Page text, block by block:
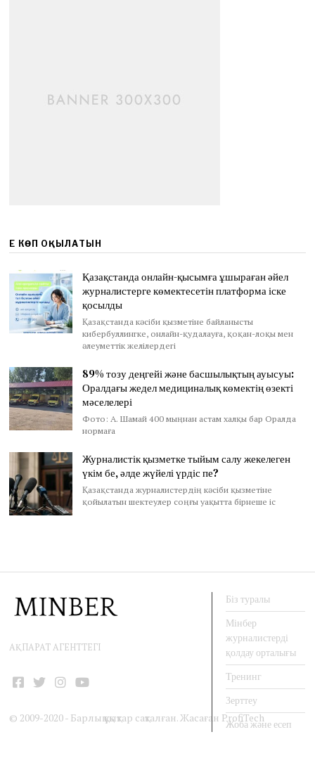
ЕҢ КӨП ОҚЫЛАТЫН
Қазақстанда онлайн-қысымға ұшыраған әйел
журналистерге көмектесетін платформа іске
қосылды
Қазақстанда кәсіби қызметіне байланысты
кибербуллингке, онлайн-қудалауға, қоқан-лоқы мен
әлеуметтік желілердегі
89% тозу деңгейі және басшылықтың ауысуы:
Оралдағы жедел медициналық көмектің өзекті
мәселелері
Фото: А. Шамай 400 мыңнан астам халқы бар Оралда
нормаға
Журналистік қызметке тыйым салу жекелеген
үкім бе, әлде жүйелі үрдіс пе?
Қазақстанда журналистердің кәсіби қызметіне
қойылатын шектеулер соңғы уақытта бірнеше іс
АҚПАРАТ АГЕНТТЕГІ
© 2009-2020 - Барлық құқықтар сақталған. Жасаған ProfiTech
Біз туралы
Мінбер
журналистерді
қолдау орталығы
Тренинг
Зерттеу
Жоба және есеп